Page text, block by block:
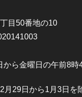
目50番地の10
から金曜日の午前8
月29日から1月3日を